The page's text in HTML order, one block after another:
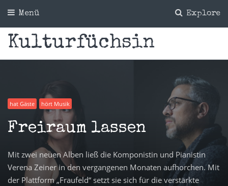
Explore
Menü
Kulturfüchsin
hat Gäste hört Musik
Freiraum lassen
Mit zwei neuen Alben ließ die Komponistin und Pianistin
Verena Zeiner in den vergangenen Monaten aufhorchen. Mit
der Plattform „Fraufeld“ setzt sie sich für die verstärkte